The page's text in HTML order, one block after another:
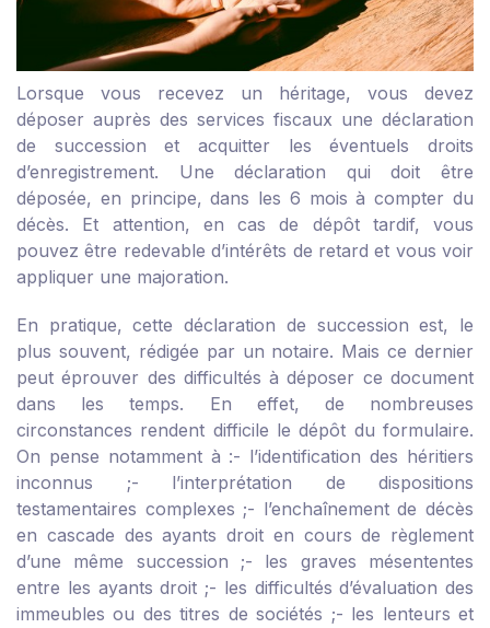
Lorsque vous recevez un héritage, vous devez
déposer auprès des services fiscaux une déclaration
de succession et acquitter les éventuels droits
d’enregistrement. Une déclaration qui doit être
déposée, en principe, dans les 6 mois à compter du
décès. Et attention, en cas de dépôt tardif, vous
pouvez être redevable d’intérêts de retard et vous voir
appliquer une majoration.
En pratique, cette déclaration de succession est, le
plus souvent, rédigée par un notaire. Mais ce dernier
peut éprouver des difficultés à déposer ce document
dans les temps. En effet, de nombreuses
circonstances rendent difficile le dépôt du formulaire.
On pense notamment à :- l’identification des héritiers
inconnus ;- l’interprétation de dispositions
testamentaires complexes ;- l’enchaînement de décès
en cascade des ayants droit en cours de règlement
d’une même succession ;- les graves mésententes
entre les ayants droit ;- les difficultés d’évaluation des
immeubles ou des titres de sociétés ;- les lenteurs et